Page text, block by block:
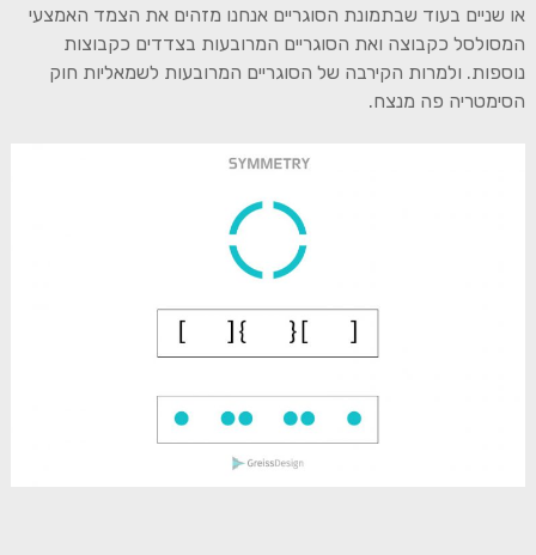
או שניים בעוד שבתמונת הסוגריים אנחנו מזהים את הצמד האמצעי
המסולסל כקבוצה ואת הסוגריים המרובעות בצדדים כקבוצות
נוספות. ולמרות הקירבה של הסוגריים המרובעות לשמאליות חוק
הסימטריה פה מנצח.